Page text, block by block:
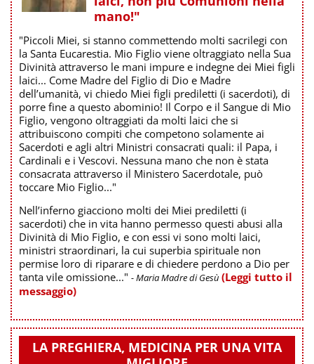
mano!"
"Piccoli Miei, si stanno commettendo molti sacrilegi con
la Santa Eucarestia. Mio Figlio viene oltraggiato nella Sua
Divinità attraverso le mani impure e indegne dei Miei figli
laici... Come Madre del Figlio di Dio e Madre
dell’umanità, vi chiedo Miei figli prediletti (i sacerdoti), di
porre fine a questo abominio! Il Corpo e il Sangue di Mio
Figlio, vengono oltraggiati da molti laici che si
attribuiscono compiti che competono solamente ai
Sacerdoti e agli altri Ministri consacrati quali: il Papa, i
Cardinali e i Vescovi. Nessuna mano che non è stata
consacrata attraverso il Ministero Sacerdotale, può
toccare Mio Figlio..."
Nell’inferno giacciono molti dei Miei prediletti (i
sacerdoti) che in vita hanno permesso questi abusi alla
Divinità di Mio Figlio, e con essi vi sono molti laici,
ministri straordinari, la cui superbia spirituale non
permise loro di riparare e di chiedere perdono a Dio per
tanta vile omissione..." - Maria Madre di Gesù (Leggi tutto il
messaggio)
LA PREGHIERA, MEDICINA PER UNA VITA